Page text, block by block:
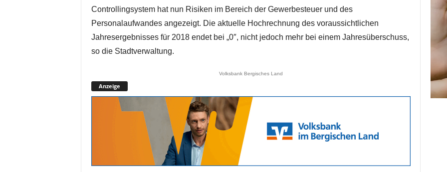
Controllingsystem hat nun Risiken im Bereich der Gewerbesteuer und des
Personalaufwandes angezeigt. Die aktuelle Hochrechnung des voraussichtlichen
Jahresergebnisses für 2018 endet bei „0″, nicht jedoch mehr bei einem Jahresüberschuss,
so die Stadtverwaltung.
Volksbank Bergisches Land
Anzeige